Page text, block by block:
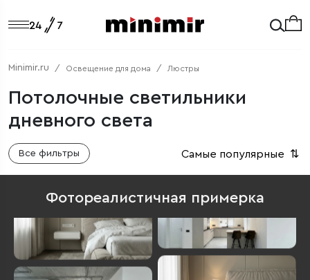
Minimir.ru Освещение для дома Люстры
Потолочные светильники
дневного света
Все фильтры Самые популярные ⇅
Фотореалистичная примерка